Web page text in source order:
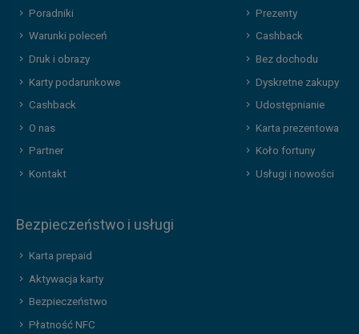
Poradniki
Warunki poleceń
Druk i obrazy
Karty podarunkowe
Cashback
O nas
Partner
Kontakt
Prezenty
Cashback
Bez dochodu
Dyskretne zakupy
Udostępnianie
Karta prezentowa
Koło fortuny
Usługi i nowości
Bezpieczeństwo i usługi
Karta prepaid
Aktywacja karty
Bezpieczeństwo
Płatność NFC